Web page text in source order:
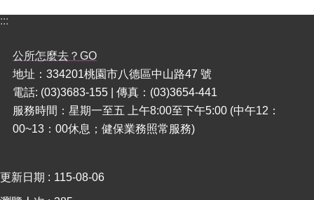
公
生
活
便
民
資
訊
關
:::
公所怎麼去？GO
地址：334201桃園市八德區中山路47 號
電話: (03)3683-155 | 傳真：(03)3654-441
服務時間：星期一至五 上午8:00至下午5:00 (中午12：
00~13：00休息；健保業務照常服務)
更新日期 115-08-06